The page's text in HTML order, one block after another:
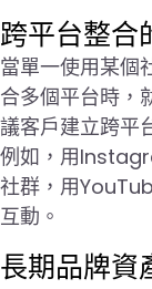
跨平台整合
當單一使用某個
合多個平台時，
議客戶建立跨平
例如，用
社群，用
互動。
長期品牌資